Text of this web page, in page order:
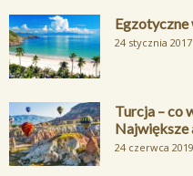
Egzotyczne
24 stycznia 2017
Turcja – co
Największe
24 czerwca 2019